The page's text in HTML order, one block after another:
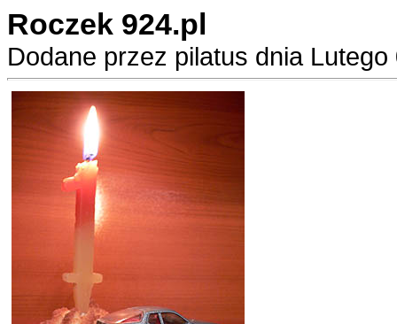
Roczek 924.pl
Dodane przez pilatus dnia